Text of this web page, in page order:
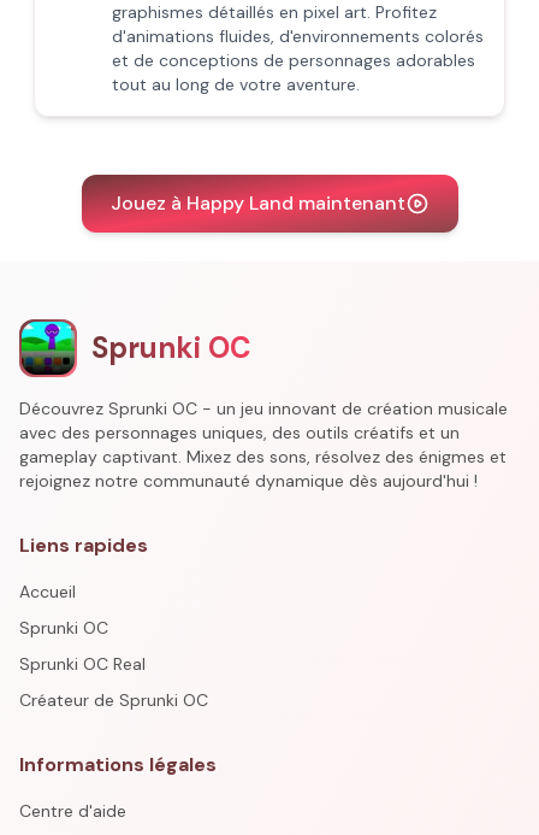
graphismes détaillés en pixel art. Profitez
d'animations fluides, d'environnements colorés
et de conceptions de personnages adorables
tout au long de votre aventure.
Jouez à Happy Land maintenant
Sprunki OC
Découvrez Sprunki OC - un jeu innovant de création musicale
avec des personnages uniques, des outils créatifs et un
gameplay captivant. Mixez des sons, résolvez des énigmes et
rejoignez notre communauté dynamique dès aujourd'hui !
Liens rapides
Accueil
Sprunki OC
Sprunki OC Real
Créateur de Sprunki OC
Informations légales
Centre d'aide